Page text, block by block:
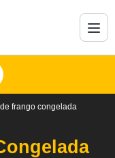
frango congelada